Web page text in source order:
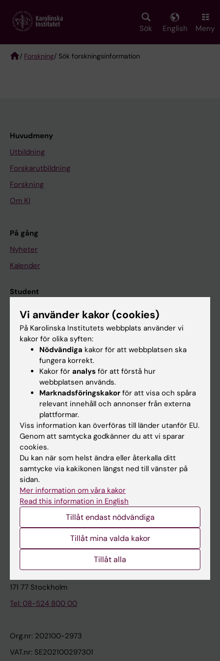
main
Sök English Meny
/ Forskning/ Sök forskningsinformation
Huvudmeny
Utbildning
Forskarutbildning
Forskning
Om KI
På gång
Nyheter
Kalender
Student
Ladok
Canvas
Schema
Studentmejlen
Kurs- och programwebbar
Student på KI
Medarbetare
Medarbetarportalen
Kontakta och besök KI
Universitetsbiblioteket
Stöd forskning och utbildning
Karolinska Institutet Innovation
Kontakta presstjänsten
Karolinska Institutet
171 77 Stockholm
Tel: 08-524 800 00
Org.nr: 202100-2973
VAT.nr: SE202100297301
Vi använder kakor (cookies)
På Karolinska Institutets webbplats använder vi
kakor för olika syften:
Nödvändiga kakor för att webbplatsen ska
fungera korrekt.
Kakor för analys för att förstå hur
webbplatsen används.
Marknadsföringskakor för att visa och spåra
relevant innehåll och annonser från externa
plattformar.
Viss information kan överföras till länder utanför EU.
Genom att samtycka godkänner du att vi sparar
cookies.
Du kan när som helst ändra eller återkalla ditt
samtycke via kakikonen längst ned till vänster på
sidan.
Mer information om våra kakor
Read this information in English
Tillåt endast nödvändiga
Tillåt mina valda kakor
Tillåt alla